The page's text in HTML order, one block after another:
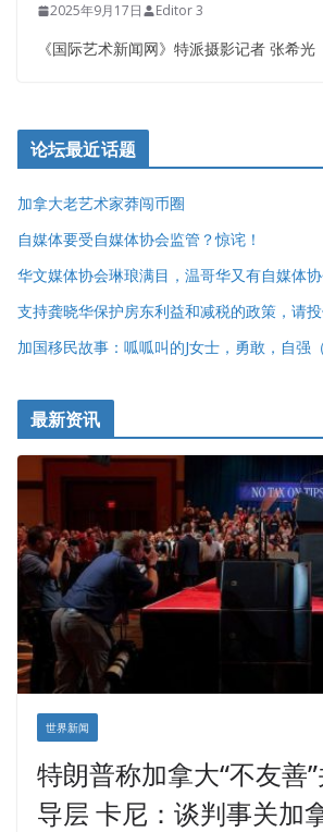
2025年9月17日 Editor 3
《国际艺术新闻网》特派摄影记者 张希光
论坛最近话题
加拿大老艺术家莽闯币圈
自媒体要受自媒体协会监管？惊诧！
华文媒体协会琳琅满目，温哥华又有自媒体
支持龚晓华保护房东利益和减税的政策，请投
加国移民故事：呱呱叫的J女士，勇敢，自强（
最新资讯
世界新闻
特朗普称加拿大“不友善
导层 卡尼：谈判事关加